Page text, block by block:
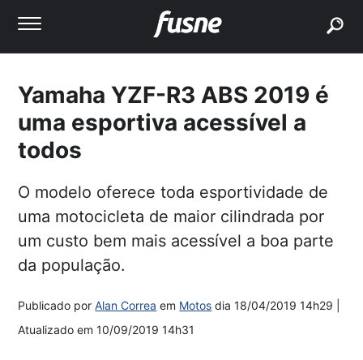
Yamaha YZF-R3 ABS 2019 é
uma esportiva acessível a
todos
O modelo oferece toda esportividade de
uma motocicleta de maior cilindrada por
um custo bem mais acessível a boa parte
da população.
Publicado porAlan Correa em Motos dia18/04/2019 14h29
Atualizado em10/09/2019 14h31